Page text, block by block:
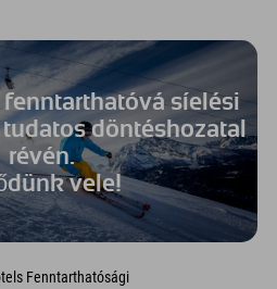
síelési
döntéshozatal
révén.
vele!
Fenntarthatósági